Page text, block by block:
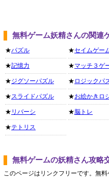
無料ゲーム妖精さんの関連
★パズル
★記憶力
★ジグソーパズル
★スライドパズル
★ リバーシ
★テトリス
★セイムゲー
★マッチ３ゲ
★ ロジックパ
★お絵かきロ
★脳トレ
無料ゲームの妖精さん攻略
このページはリンクフリーです。無